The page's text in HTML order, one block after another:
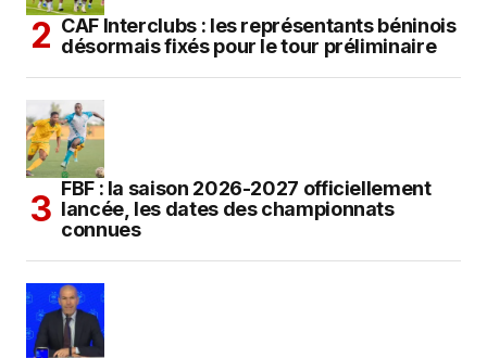
CAF Interclubs : les représentants béninois
désormais fixés pour le tour préliminaire
FBF : la saison 2026-2027 officiellement
lancée, les dates des championnats
connues